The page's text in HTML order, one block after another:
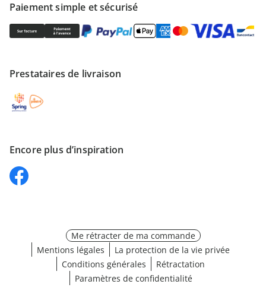
Paiement simple et sécurisé
Prestataires de livraison
Encore plus d’inspiration
Me rétracter de ma commande
Mentions légales
La protection de la vie privée
Conditions générales
Rétractation
Paramètres de confidentialité